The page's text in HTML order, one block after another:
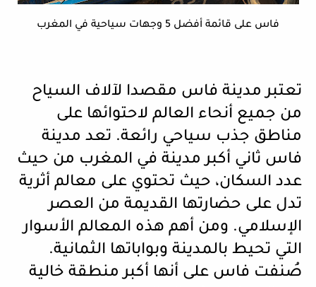
فاس على قائمة أفضل 5 وجهات سياحية في المغرب
تعتبر مدينة فاس مقصدا لآلاف السياح
من جميع أنحاء العالم لاحتوائها على
مناطق جذب سياحي رائعة. تعد مدينة
فاس ثاني أكبر مدينة في المغرب من حيث
عدد السكان، حيث تحتوي على معالم أثرية
تدل على حضارتها القديمة من العصر
الإسلامي. ومن أهم هذه المعالم الأسوار
التي تحيط بالمدينة وبواباتها الثمانية.
صُنفت فاس على أنها أكبر منطقة خالية